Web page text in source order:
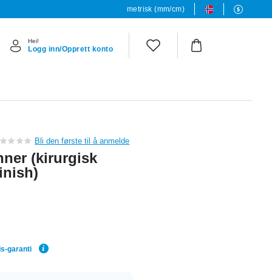
metrisk (mm/cm)
Hei!
Logg inn/Opprett konto
Bli den første til å anmelde
(kirurgisk
garanti